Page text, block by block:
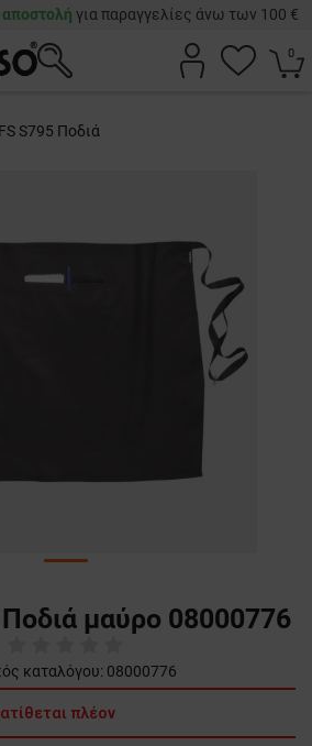
για παραγγελίες άνω των 100 €
0
S795 Ποδιά
Ποδιά μαύρο 08000776
καταλόγου: 08000776
πλέον